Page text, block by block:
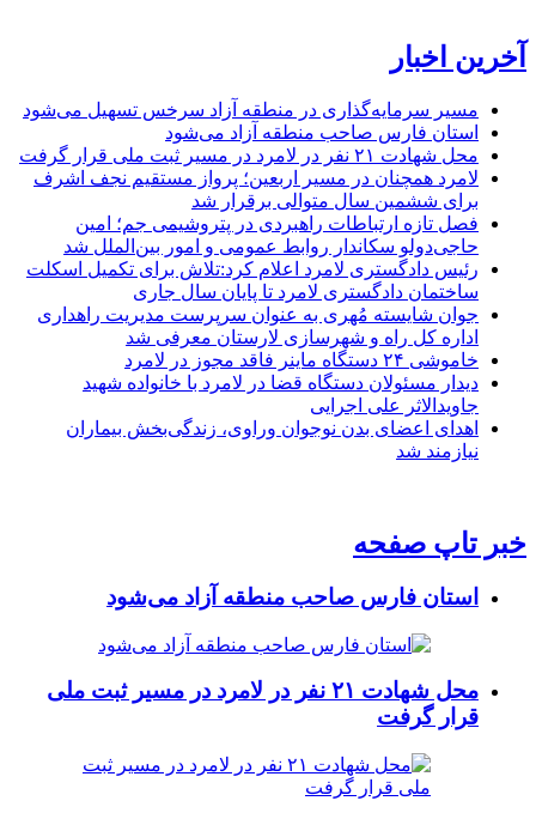
آخرین اخبار
مسیر سرمایه‌گذاری در منطقه آزاد سرخس تسهیل می‌شود
استان فارس صاحب منطقه آزاد می‌شود
محل شهادت ۲۱ نفر در لامرد در مسیر ثبت ملی قرار گرفت
لامرد همچنان در مسیر اربعین؛ پرواز مستقیم نجف اشرف
برای ششمین سال متوالی برقرار شد
فصل تازه ارتباطات راهبردی در پتروشیمی جم؛ امین
حاجی‌دولو سکاندار روابط عمومی و امور بین‌الملل شد
رئیس دادگستری لامرد اعلام کرد:تلاش برای تکمیل اسکلت
ساختمان دادگستری لامرد تا پایان سال جاری
جوان شایسته مُهری به عنوان سرپرست مدیریت راهداری
اداره کل راه و شهرسازی لارستان معرفی شد
خاموشی ۲۴ دستگاه ماینر فاقد مجوز در لامرد
دیدار مسئولان دستگاه قضا در لامرد با خانواده شهید
جاویدالاثر علی اجرایی
اهدای اعضای بدن نوجوان وراوی، زندگی‌بخش بیماران
نیازمند شد
خبر تاپ صفحه
استان فارس صاحب منطقه آزاد می‌شود
محل شهادت ۲۱ نفر در لامرد در مسیر ثبت ملی
قرار گرفت